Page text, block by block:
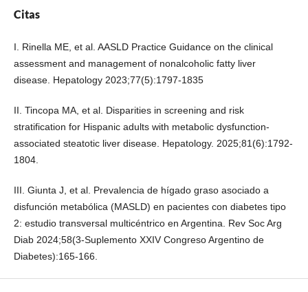
Citas
I. Rinella ME, et al. AASLD Practice Guidance on the clinical
assessment and management of nonalcoholic fatty liver
disease. Hepatology 2023;77(5):1797-1835
II. Tincopa MA, et al. Disparities in screening and risk
stratification for Hispanic adults with metabolic dysfunction-
associated steatotic liver disease. Hepatology. 2025;81(6):1792-
1804.
III. Giunta J, et al. Prevalencia de hígado graso asociado a
disfunción metabólica (MASLD) en pacientes con diabetes tipo
2: estudio transversal multicéntrico en Argentina. Rev Soc Arg
Diab 2024;58(3-Suplemento XXIV Congreso Argentino de
Diabetes):165-166.